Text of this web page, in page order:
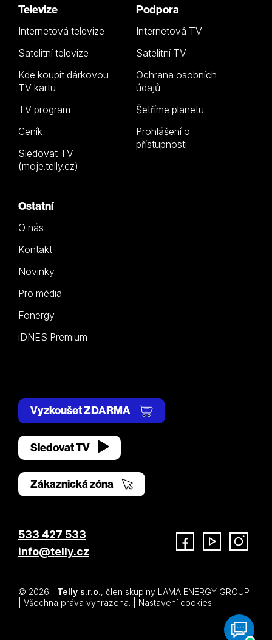
Televize
Internetová televize
Satelitní televize
Kde koupit dárkovou
TV kartu
TV program
Ceník
Sledovat TV
(moje.telly.cz)
Podpora
Internetová TV
Satelitní TV
Ochrana osobních
údajů
Šetříme planetu
Prohlášení o
přístupnosti
Ostatní
O nás
Kontakt
Novinky
Pro média
Fonergy
iDNES Premium
Vyzkoušet ZDARMA
Sledovat TV
Zákaznická zóna
533 427 533
info@telly.cz
© 2026 | Telly s.r.o., člen skupiny LAMA ENERGY GROUP
| Všechna práva vyhrazena. | Nastavení cookies